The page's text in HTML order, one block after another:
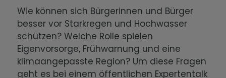
Wie können sich Bürgerinnen und Bürger
besser vor Starkregen und Hochwasser
schützen? Welche Rolle spielen
Eigenvorsorge, Frühwarnung und eine
klimaangepasste Region? Um diese Fragen
geht es bei einem öffentlichen Expertentalk